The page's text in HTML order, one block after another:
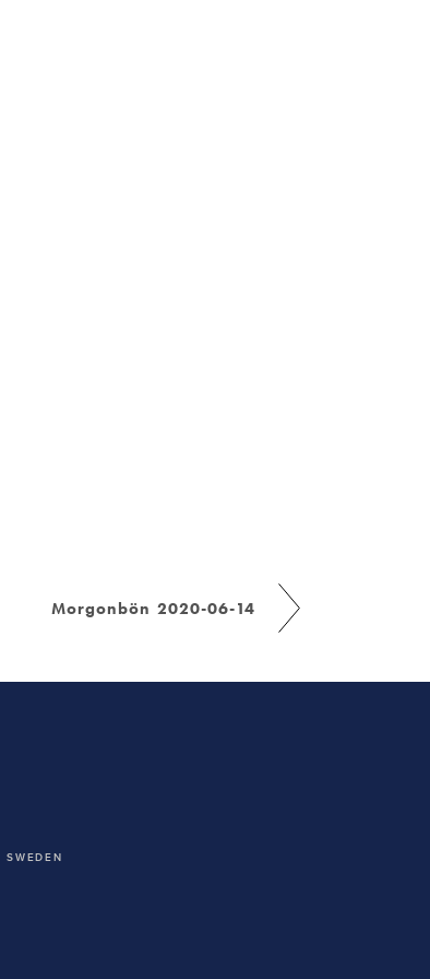
Morgonbön 2020-06-14
SWEDEN